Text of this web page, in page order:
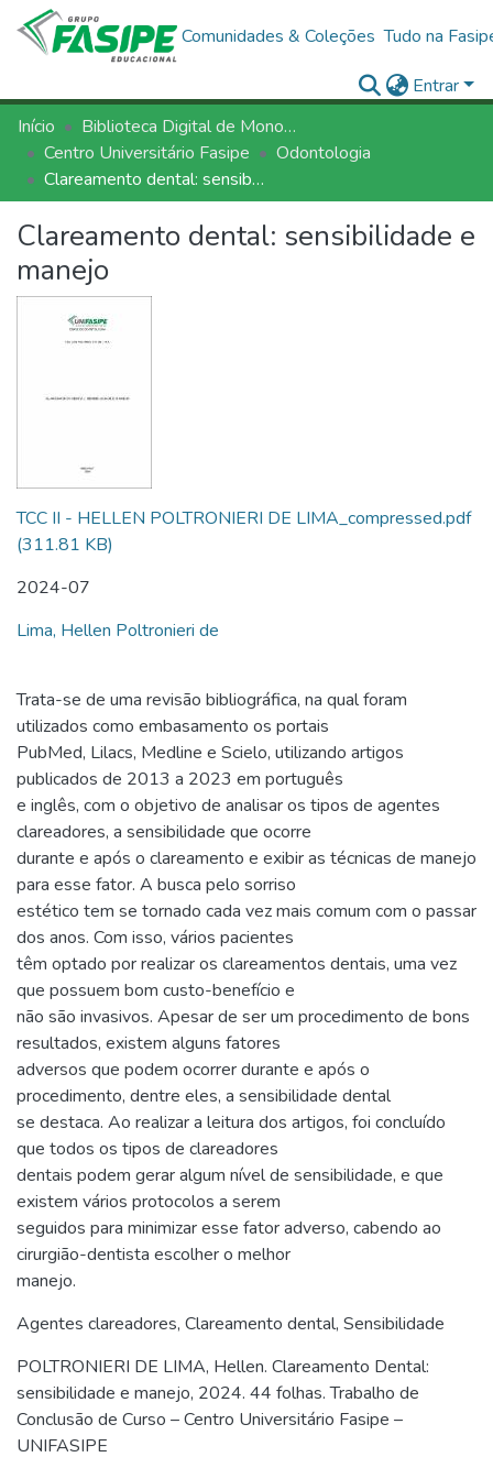
Comunidades & Coleções Tudo na
Entrar
Início
Biblioteca Digital de Monografias - BDM/FASIPE
Centro Universitário Fasipe
Odontologia
Clareamento dental: sensibilidade e manejo
Clareamento dental: sensibilidade e
manejo
TCC II - HELLEN POLTRONIERI DE LIMA_compressed.pdf
(311.81 KB)
2024-07
Lima, Hellen Poltronieri de
Trata-se de uma revisão bibliográfica, na qual foram
utilizados como embasamento os portais
PubMed, Lilacs, Medline e Scielo, utilizando artigos
publicados de 2013 a 2023 em português
e inglês, com o objetivo de analisar os tipos de agentes
clareadores, a sensibilidade que ocorre
durante e após o clareamento e exibir as técnicas de manejo
para esse fator. A busca pelo sorriso
estético tem se tornado cada vez mais comum com o passar
dos anos. Com isso, vários pacientes
têm optado por realizar os clareamentos dentais, uma vez
que possuem bom custo-benefício e
não são invasivos. Apesar de ser um procedimento de bons
resultados, existem alguns fatores
adversos que podem ocorrer durante e após o
procedimento, dentre eles, a sensibilidade dental
se destaca. Ao realizar a leitura dos artigos, foi concluído
que todos os tipos de clareadores
dentais podem gerar algum nível de sensibilidade, e que
existem vários protocolos a serem
seguidos para minimizar esse fator adverso, cabendo ao
cirurgião-dentista escolher o melhor
manejo.
Agentes clareadores, Clareamento dental, Sensibilidade
POLTRONIERI DE LIMA, Hellen. Clareamento Dental:
sensibilidade e manejo, 2024. 44 folhas. Trabalho de
Conclusão de Curso – Centro Universitário Fasipe –
UNIFASIPE